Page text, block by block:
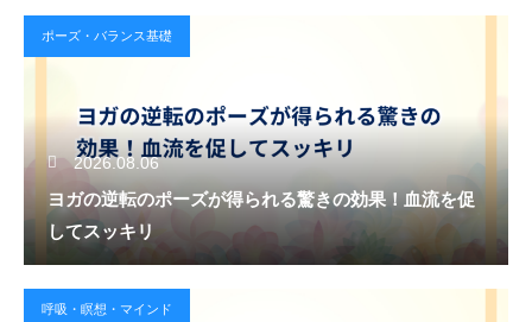
ポーズ・バランス基礎
2026.08.06
ヨガの逆転のポーズが得られる驚きの効果！血流を促
してスッキリ
呼吸・瞑想・マインド